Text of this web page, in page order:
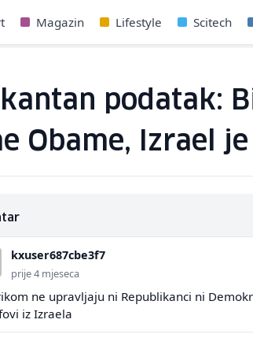
Magazin Lifestyle Scitech
podatak:
Obame, Izrael
kxuser687cbe3f7
prije 4 mjeseca
ne upravljaju ni Republikanci ni
iz Izraela